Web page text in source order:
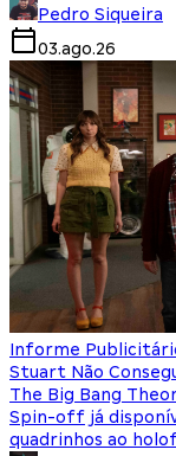
Pedro Siqueira
03.ago.26
Informe
Stuart Não
The Big Bang
Spin-off já
quadrinhos ao